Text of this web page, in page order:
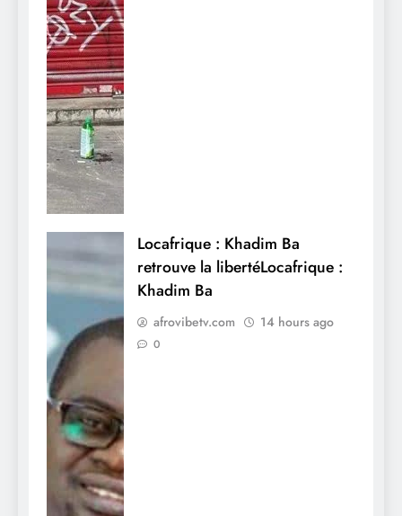
Locafrique : Khadim Ba
retrouve la libertéLocafrique :
Khadim Ba
afrovibetv.com 14 hours ago
0